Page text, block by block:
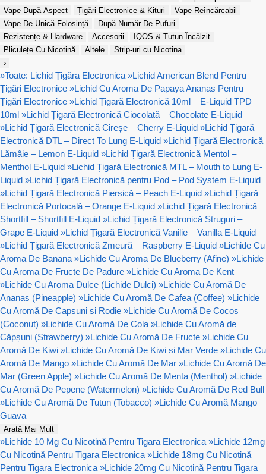
Vape După Aspect
Țigări Electronice & Kituri
Vape Reîncărcabil
Vape De Unică Folosință
După Număr De Pufuri
Rezistențe & Hardware
Accesorii
IQOS & Tutun Încălzit
Pliculețe Cu Nicotină
Altele
Strip-uri cu Nicotina
›
»Toate: Lichid Țigăra Electronica »Lichid American Blend Pentru
Țigări Electronice »Lichid Cu Aroma De Papaya Ananas Pentru
Țigări Electronice »Lichid Țigară Electronică 10ml – E-Liquid TPD
10ml »Lichid Țigară Electronică Ciocolată – Chocolate E-Liquid
»Lichid Țigară Electronică Cireșe – Cherry E-Liquid »Lichid Țigară
Electronică DTL – Direct To Lung E-Liquid »Lichid Țigară Electronică
Lămâie – Lemon E-Liquid »Lichid Țigară Electronică Mentol –
Menthol E-Liquid »Lichid Țigară Electronică MTL – Mouth to Lung E-
Liquid »Lichid Țigară Electronică pentru Pod – Pod System E-Liquid
»Lichid Țigară Electronică Piersică – Peach E-Liquid »Lichid Țigară
Electronică Portocală – Orange E-Liquid »Lichid Țigară Electronică
Shortfill – Shortfill E-Liquid »Lichid Țigară Electronică Struguri –
Grape E-Liquid »Lichid Țigară Electronică Vanilie – Vanilla E-Liquid
»Lichid Țigară Electronică Zmeură – Raspberry E-Liquid »Lichide Cu
Aroma De Banana »Lichide Cu Aroma De Blueberry (Afine) »Lichide
Cu Aroma De Fructe De Padure »Lichide Cu Aroma De Kent
»Lichide Cu Aroma Dulce (Lichide Dulci) »Lichide Cu Aromă De
Ananas (Pineapple) »Lichide Cu Aromă De Cafea (Coffee) »Lichide
Cu Aromă De Capsuni si Rodie »Lichide Cu Aromă De Cocos
(Coconut) »Lichide Cu Aromă De Cola »Lichide Cu Aromă de
Căpșuni (Strawberry) »Lichide Cu Aromă De Fructe »Lichide Cu
Aromă De Kiwi »Lichide Cu Aromă De Kiwi si Mar Verde »Lichide Cu
Aromă De Mango »Lichide Cu Aromă De Mar »Lichide Cu Aromă De
Mar (Green Apple) »Lichide Cu Aromă De Menta (Menthol) »Lichide
Cu Aromă De Pepene (Watermelon) »Lichide Cu Aromă De Red Bull
»Lichide Cu Aromă De Tutun (Tobacco) »Lichide Cu Aromă Mango
Guava
Arată Mai Mult
»Lichide 10 Mg Cu Nicotină Pentru Tigara Electronica »Lichide 12mg
Cu Nicotină Pentru Tigara Electronica »Lichide 18mg Cu Nicotină
Pentru Tigara Electronica »Lichide 20mg Cu Nicotină Pentru Tigara